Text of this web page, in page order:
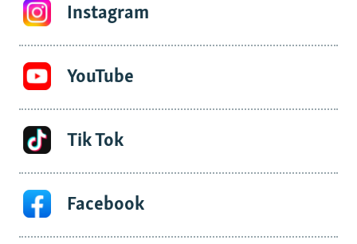
Instagram
YouTube
Tik Tok
Facebook